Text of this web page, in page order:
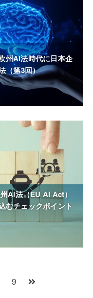
州AI法時代に日本企
（第3回）
AI法（EU AI Act）
むチェックポイント
9